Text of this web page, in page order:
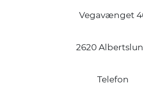
Vegavænget
2620
Telefon